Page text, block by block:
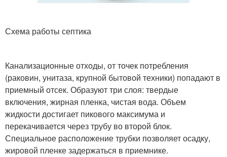
Схема работы септика
Канализационные отходы, от точек потребления
(раковин, унитаза, крупной бытовой техники) попадают в
приемный отсек. Образуют три слоя: твердые
включения, жирная пленка, чистая вода. Объем
жидкости достигает пикового максимума и
перекачивается через трубу во второй блок.
Специальное расположение трубки позволяет осадку,
жировой пленке задержаться в приемнике.